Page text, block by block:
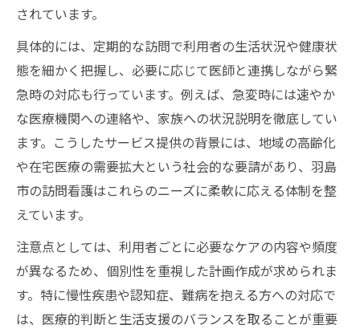
されています。
具体的には、定期的な訪問で利用者の生活状況や健康状
態を細かく把握し、必要に応じて医師と連携しながら緊
急時の対応も行っています。例えば、急変時には速やか
な医療機関への連絡や、家族への状況説明を徹底してい
ます。こうしたサービス提供の背景には、地域の高齢化
や在宅医療の需要拡大という社会的な要請があり、羽島
市の訪問看護はこれらのニーズに柔軟に応える体制を整
えています。
注意点としては、利用者ごとに必要なケアの内容や頻度
が異なるため、個別性を重視した計画作成が求められま
す。特に慢性疾患や認知症、難病を抱える方への対応で
は、医療的判断と生活支援のバランスを取ることが重要